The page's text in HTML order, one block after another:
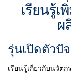
เรียนรู้เ
ผ
รุ่นเปิดตัวปั
เรียนรู้เกี่ยวกับนวัต